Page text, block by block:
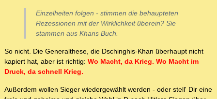
Einzelheiten folgen - stimmen die behaupteten
Rezessionen mit der Wirklichkeit überein? Sie
stammen aus Khans Buch.
So nicht. Die Generalthese, die Dschinghis-Khan überhaupt nicht
kapiert hat, aber ist richtig: Wo Macht, da Krieg. Wo Macht im
Druck, da schnell Krieg.
Außerdem wollen Sieger wiedergewählt werden - oder stell' Dir eine